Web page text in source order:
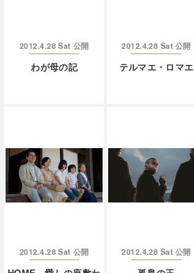
2012.4.28 Sat 公開
わが母の記
2012.4.28 Sat 公開
テルマエ・ロマエ
2012.4.28 Sat 公開 2012.4.28 Sat 公開